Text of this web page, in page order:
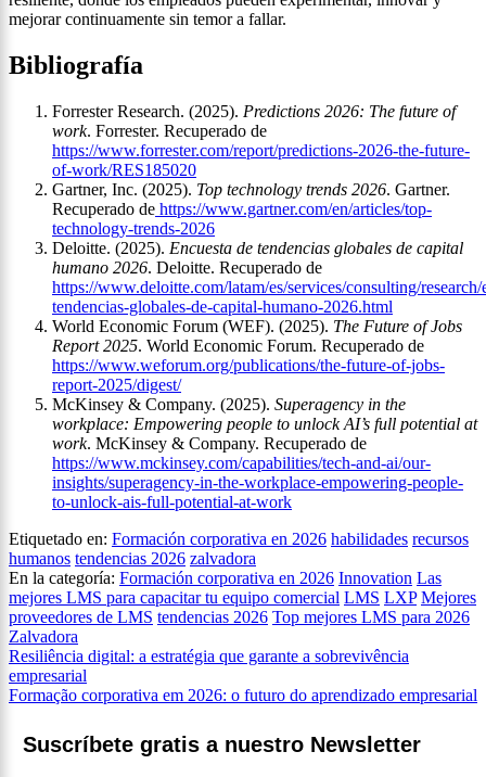
mejorar continuamente sin temor a fallar.
Bibliografía
Forrester Research. (2025). Predictions 2026: The future of
work. Forrester. Recuperado de
https://www.forrester.com/report/predictions-2026-the-future-
of-work/RES185020
Gartner, Inc. (2025). Top technology trends 2026. Gartner.
Recuperado de https://www.gartner.com/en/articles/top-
technology-trends-2026
Deloitte. (2025). Encuesta de tendencias globales de capital
humano 2026. Deloitte. Recuperado de
https://www.deloitte.com/latam/es/services/consulting/research/
tendencias-globales-de-capital-humano-2026.html
World Economic Forum (WEF). (2025). The Future of Jobs
Report 2025. World Economic Forum. Recuperado de
https://www.weforum.org/publications/the-future-of-jobs-
report-2025/digest/
McKinsey & Company. (2025). Superagency in the
workplace: Empowering people to unlock AI’s full potential at
work. McKinsey & Company. Recuperado de
https://www.mckinsey.com/capabilities/tech-and-ai/our-
insights/superagency-in-the-workplace-empowering-people-
to-unlock-ais-full-potential-at-work
Etiquetado en: Formación corporativa en 2026 habilidades recursos
humanos tendencias 2026 zalvadora
En la categoría: Formación corporativa en 2026 Innovation Las
mejores LMS para capacitar tu equipo comercial LMS LXP Mejores
proveedores de LMS tendencias 2026 Top mejores LMS para 2026
Zalvadora
Navegación
de
Resiliência digital: a estratégia que garante a sobrevivência
empresarial
Formação corporativa em 2026: o futuro do aprendizado empresarial
Suscríbete gratis a nuestro Newsletter